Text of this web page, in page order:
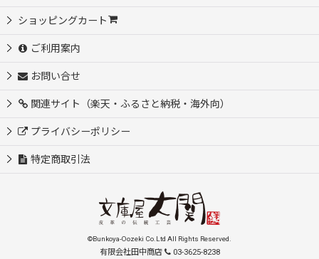
ショッピングカート
ご利用案内
お問い合せ
関連サイト（楽天・ふるさと納税・海外向）
プライバシーポリシー
特定商取引法
©Bunkoya-Oozeki Co.Ltd All Rights Reserved.
有限会社田中商店 03-3625-8238